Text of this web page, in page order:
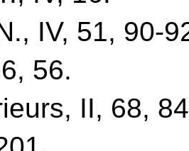
IV, 51, 90-
56.
II, 68,